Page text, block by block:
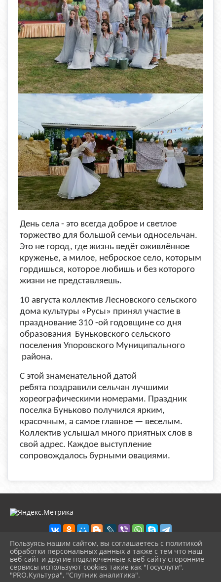
День села - это всегда доброе и светлое
торжество для большой семьи односельчан.
Это не город, где жизнь ведёт оживлённое
круженье, а милое, неброское село, которым
гордишься, которое любишь и без которого
жизни не представляешь.
10 августа коллектив Лесновского сельского
дома культуры «Русы» принял участие в
празднование 310 -ой годовщине со дня
образования Буньковского сельского
поселения Упоровского Муниципального
района.
С этой знаменательной датой
ребята поздравили сельчан лучшими
хореографическими номерами. Праздник
поселка Буньково получился ярким,
красочным, а самое главное — веселым.
Коллектив услышал много приятных слов в
свой адрес. Каждое выступление
сопровождалось бурными овациями.
2026 г. ckd-urg.ru
Вход
Карта сайта
Пользуясь нашим сайтом, вы соглашаетесь с политикой
обработки персональных данных а также с тем что наш
веб-сайт и другие подключенные к веб-сайту сторонние
сервисы используют cookies такие как "Госуслуги",
"PRO.Культура", "Спутник аналитика".